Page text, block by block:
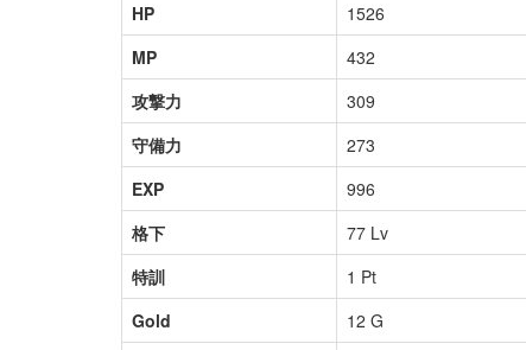
HP
1526
MP
432
攻撃力
309
守備力
273
EXP
996
格下
77 Lv
特訓
1 Pt
Gold
12 G